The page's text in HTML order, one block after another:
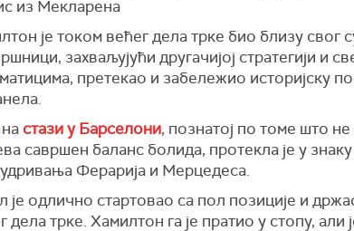
из Мекларена
је током већег дела трке био близу свог
захваљујући другачијој стратегији и
претекао и забележио историјску
стази у Барселони, познатој по томе што
савршен баланс болида, протекла је у
Ферарија и Мерцедеса.
је одлично стартовао са пол позиције и
дела трке. Хамилтон га је пратио у стопу, али